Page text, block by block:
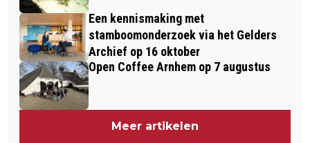
Een kennismaking met
stamboomonderzoek via het Gelders
Archief op 16 oktober
Open Coffee Arnhem op 7 augustus
Meer artikelen